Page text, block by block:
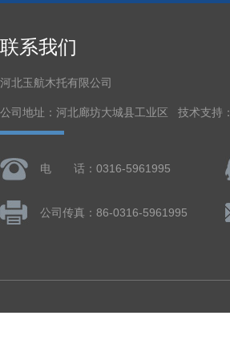
联系我们
河北玉航木托有限公司
公司地址：河北廊坊大城县工业区 技术支持：
电 话：0316-5961995
公司传真：86-0316-5961995